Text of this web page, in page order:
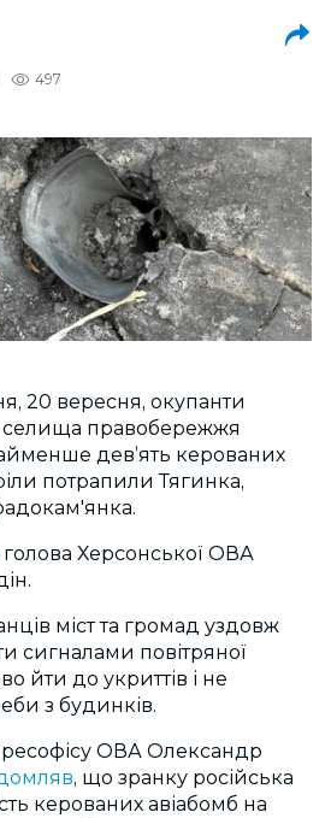
497
20 вересня, окупанти
селища правобережжя
девʼять керованих
потрапили Тягинка,
голова Херсонської ОВА
міст та громад уздовж
сигналами повітряної
йти до укриттів і не
з будинків.
ОВА Олександр
, що зранку російська
керованих авіабомб на